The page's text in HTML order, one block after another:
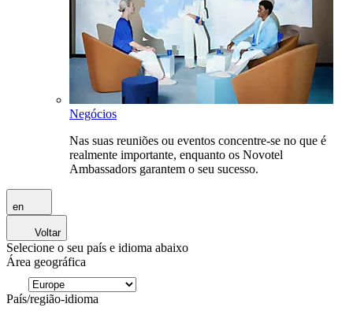
Negócios
Nas suas reuniões ou eventos concentre-se no que é
realmente importante, enquanto os Novotel
Ambassadors garantem o seu sucesso.
en
Voltar
Selecione o seu país e idioma abaixo
Área geográfica
País/região-idioma